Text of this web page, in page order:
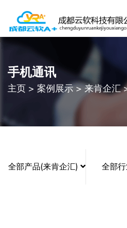
手机通讯
主页 > 案例展示>来肯企汇
全部产品(来肯企汇) 全部